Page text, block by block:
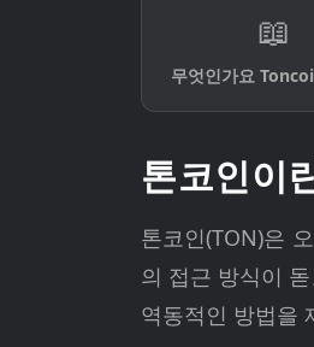
📖
무엇인가요
톤코인이
톤코인(TON)은
의 접근 방식이
역동적인 방법을